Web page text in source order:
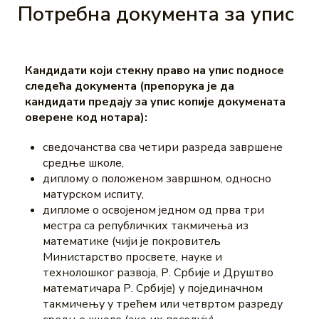
Потребна документа за упис
Кандидати који стекну право на упис подносе
следећа документа (препорука је да
кандидати предају за упис копије докумената
оверене код нотара):
сведочанства сва четири разреда завршене
средње школе,
диплому о положеном завршном, односно
матурском испиту,
дипломе о освојеном једном од прва три
местра са републичких такмичења из
математике (чији је покровитељ
Министарство просвете, науке и
технолошког развоја, Р. Србије и Друштво
математичара Р. Србије) у појединачном
такмичењу у трећем или четвртом разреду